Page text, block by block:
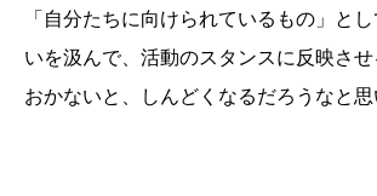
「自分たちに向けられているもの」と
いを汲んで、活動のスタンスに反映さ
おかないと、しんどくなるだろうなと思